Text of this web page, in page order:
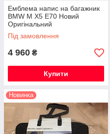
Емблема напис на багажник
BMW M X5 E70 Новий
Оригінальний
Під замовлення
4 960 ₴
Купити
Новинка